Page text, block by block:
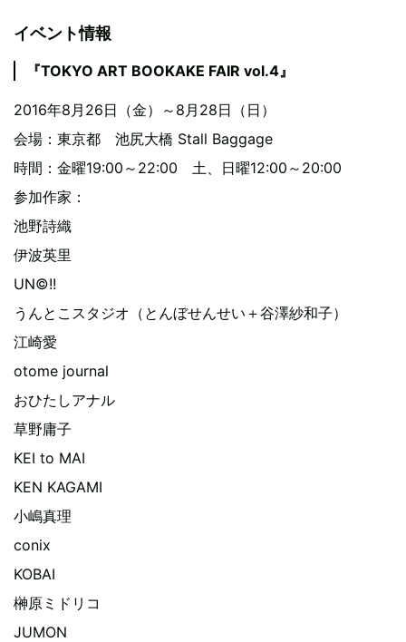
イベント情報
『TOKYO ART BOOKAKE FAIR vol.4』
2016年8月26日（金）～8月28日（日）
会場：東京都 池尻大橋 Stall Baggage
時間：金曜19:00～22:00 土、日曜12:00～20:00
参加作家：
池野詩織
伊波英里
UN©!!
うんとこスタジオ（とんぼせんせい＋谷澤紗和子）
江崎愛
otome journal
おひたしアナル
草野庸子
KEI to MAI
KEN KAGAMI
小嶋真理
conix
KOBAI
榊原ミドリコ
JUMON